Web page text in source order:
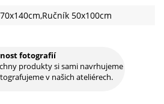
fotografií
produkty si sami navrhujeme
v našich ateliérech.
50x100cm